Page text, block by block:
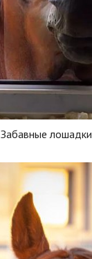
Забавные лошадки